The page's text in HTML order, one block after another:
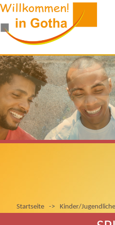
Startseite -> Kinder/Jugendliche